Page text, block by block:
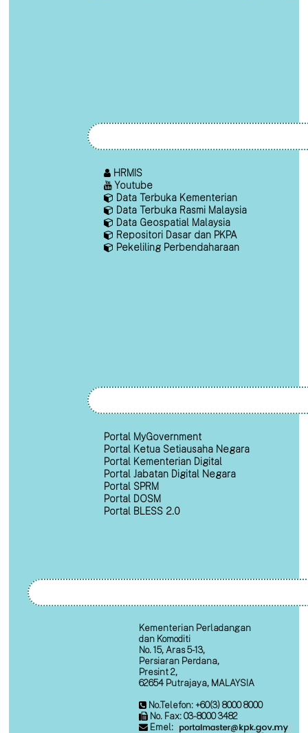
HRMIS
Youtube
Data Terbuka Kementerian
Data Terbuka Rasmi Malaysia
Data Geospatial Malaysia
Repositori Dasar dan PKPA
Pekeliling Perbendaharaan
Portal MyGovernment
Portal Ketua Setiausaha Negara
Portal Kementerian Digital
Portal Jabatan Digital Negara
Portal SPRM
Portal DOSM
Portal BLESS 2.0
Kementerian Perladangan
dan Komoditi
No. 15, Aras 5-13,
Persiaran Perdana,
Presint 2,
62654 Putrajaya, MALAYSIA
No.Telefon: +60(3) 8000 8000
No. Fax: 03-8000 3482
Emel: